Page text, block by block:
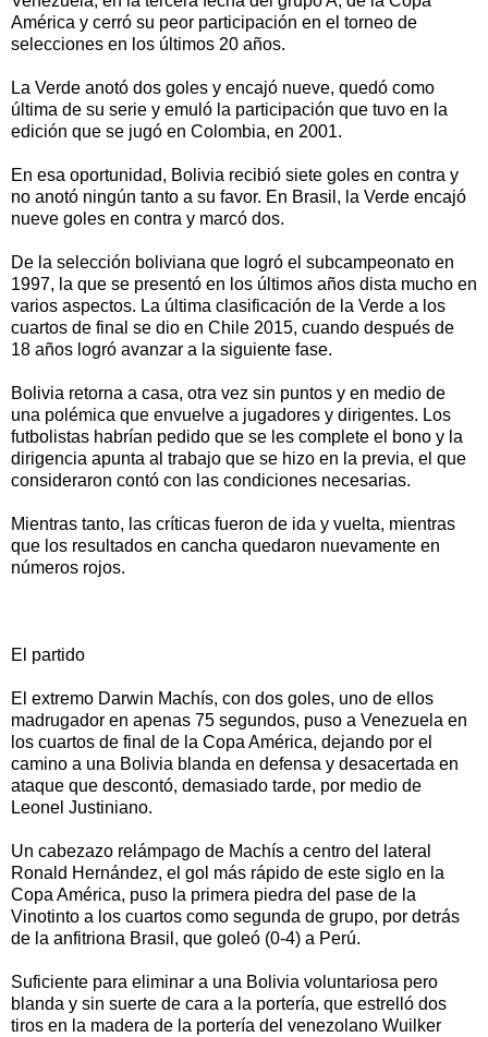
América y cerró su peor participación en el torneo de
selecciones en los últimos 20 años.
La Verde anotó dos goles y encajó nueve, quedó como
última de su serie y emuló la participación que tuvo en la
edición que se jugó en Colombia, en 2001.
En esa oportunidad, Bolivia recibió siete goles en contra y
no anotó ningún tanto a su favor. En Brasil, la Verde encajó
nueve goles en contra y marcó dos.
De la selección boliviana que logró el subcampeonato en
1997, la que se presentó en los últimos años dista mucho en
varios aspectos. La última clasificación de la Verde a los
cuartos de final se dio en Chile 2015, cuando después de
18 años logró avanzar a la siguiente fase.
Bolivia retorna a casa, otra vez sin puntos y en medio de
una polémica que envuelve a jugadores y dirigentes. Los
futbolistas habrían pedido que se les complete el bono y la
dirigencia apunta al trabajo que se hizo en la previa, el que
consideraron contó con las condiciones necesarias.
Mientras tanto, las críticas fueron de ida y vuelta, mientras
que los resultados en cancha quedaron nuevamente en
números rojos.
El partido
El extremo Darwin Machís, con dos goles, uno de ellos
madrugador en apenas 75 segundos, puso a Venezuela en
los cuartos de final de la Copa América, dejando por el
camino a una Bolivia blanda en defensa y desacertada en
ataque que descontó, demasiado tarde, por medio de
Leonel Justiniano.
Un cabezazo relámpago de Machís a centro del lateral
Ronald Hernández, el gol más rápido de este siglo en la
Copa América, puso la primera piedra del pase de la
Vinotinto a los cuartos como segunda de grupo, por detrás
de la anfitriona Brasil, que goleó (0-4) a Perú.
Suficiente para eliminar a una Bolivia voluntariosa pero
blanda y sin suerte de cara a la portería, que estrelló dos
tiros en la madera de la portería del venezolano Wuilker